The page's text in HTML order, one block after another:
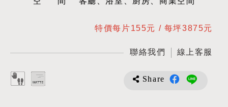
特價每片155元 / 每坪3875元
聯絡我們 線上客服
Share